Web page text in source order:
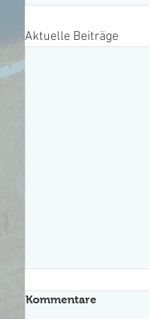
Aktuelle Beiträge
Saisoneröffnung/
Arbeitseinsatz
Kommentare